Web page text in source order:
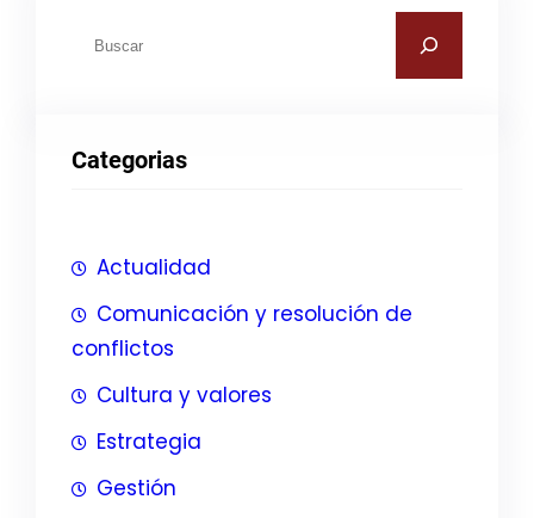
a
Categorias
Actualidad
Comunicación y resolución de
conflictos
Cultura y valores
Estrategia
Gestión